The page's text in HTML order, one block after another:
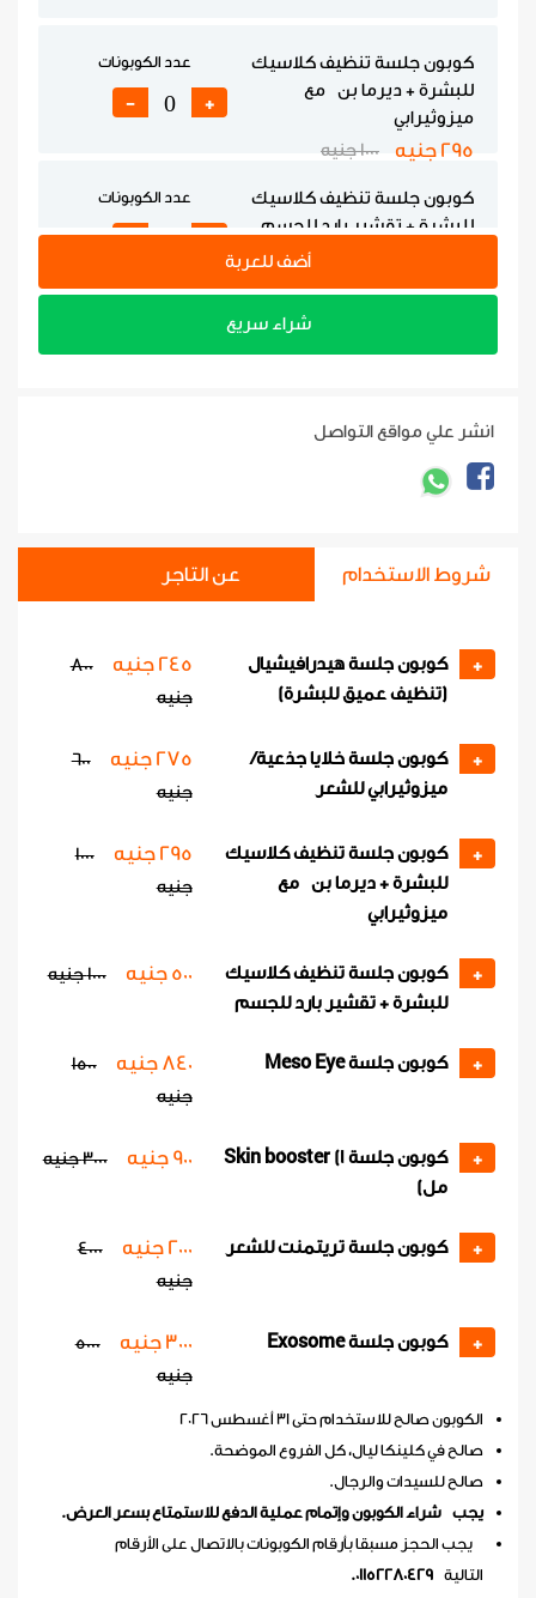
كوبون جلسة تنظيف كلاسيك
للبشرة + ديرما بن مع
ميزوثيرابي
295 جنيه 1000 جنيه
عدد الكوبونات
+
-
كوبون جلسة تنظيف كلاسيك
للبشرة + تقشير بارد للجسم
عدد الكوبونات
+
-
مل)
كوبون جلسة تريتمنت للشعر عدد الكوبونات
3000 جنيه 5000 جنيه -
أضف للعربة
شراء سريع
انشر علي مواقع التواصل
شروط الاستخدام عن التاجر
+
كوبون جلسة هيدرافيشيال
(تنظيف عميق للبشرة)
245 جنيه
800
جنيه
+
كوبون جلسة خلايا جذعية/
ميزوثيرابي للشعر
275 جنيه
600
جنيه
+
كوبون جلسة تنظيف كلاسيك
للبشرة + ديرما بن مع
ميزوثيرابي
295 جنيه
1000
جنيه
+
كوبون جلسة تنظيف كلاسيك
للبشرة + تقشير بارد للجسم
500 جنيه 1000 جنيه
+ كوبون جلسة Meso Eye 840 جنيه
1500
جنيه
+
كوبون جلسة Skin booster (1
مل)
900 جنيه 3000 جنيه
+ كوبون جلسة تريتمنت للشعر 2000 جنيه
4000
جنيه
+ كوبون جلسة Exosome 3000 جنيه
5000
جنيه
الكوبون صالح للاستخدام حتى 31 أغسطس 2026
صالح في كلينكا ليال، كل الفروع الموضحة.
صالح للسيدات والرجال.
يجب شراء الكوبون وإتمام عملية الدفع للاستمتاع بسعر العرض.
يجب الحجز مسبقا بأرقام الكوبونات بالاتصال على الأرقام
التالية